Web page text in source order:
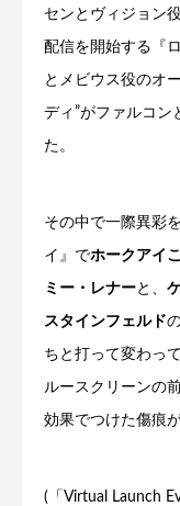
センとヴィジョン
配信を開始する『
とメビウス役のオ
ディ”がファルコン
た。
その中で一際異彩
イ』でホークアイ
ミー・レナーと、
スタインフェルド
ちと打って変わっ
ルースクリーンの
効果でつけた傷痕
(「Virtual Launch